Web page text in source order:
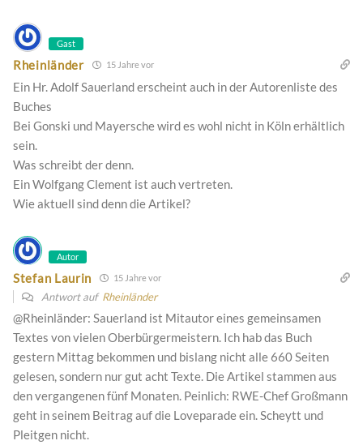
Gast
Rheinländer 15 Jahre vor
Ein Hr. Adolf Sauerland erscheint auch in der Autorenliste des
Buches
Bei Gonski und Mayersche wird es wohl nicht in Köln erhältlich
sein.
Was schreibt der denn.
Ein Wolfgang Clement ist auch vertreten.
Wie aktuell sind denn die Artikel?
Autor
Stefan Laurin 15 Jahre vor
Antwort auf Rheinländer
@Rheinländer: Sauerland ist Mitautor eines gemeinsamen
Textes von vielen Oberbürgermeistern. Ich hab das Buch
gestern Mittag bekommen und bislang nicht alle 660 Seiten
gelesen, sondern nur gut acht Texte. Die Artikel stammen aus
den vergangenen fünf Monaten. Peinlich: RWE-Chef Großmann
geht in seinem Beitrag auf die Loveparade ein. Scheytt und
Pleitgen nicht.